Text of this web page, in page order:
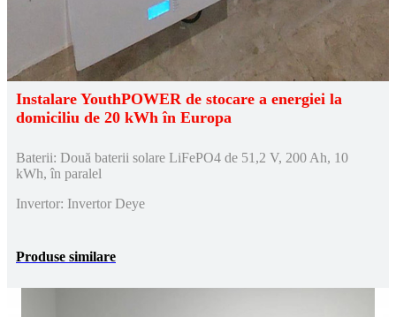
Instalare YouthPOWER de stocare a energiei la
domiciliu de 20 kWh în Europa
Baterii: Două baterii solare LiFePO4 de 51,2 V, 200 Ah, 10
kWh, în paralel
Invertor: Invertor Deye
Produse similare